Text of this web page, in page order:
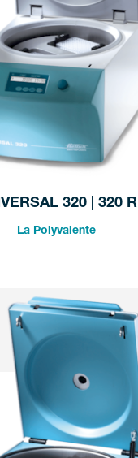
320 | 320 R
La Polyvalente